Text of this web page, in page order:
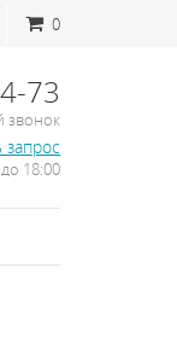
0
73
звонок
18:00